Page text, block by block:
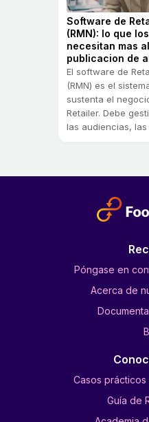
Software de
(RMN): lo que
necesitan mas
publicacion de
El software de
(RMN) es el
sustenta el
Retailer. Debe
las audiencias, las
Póngase en
Acerca de
Casos
Guía de